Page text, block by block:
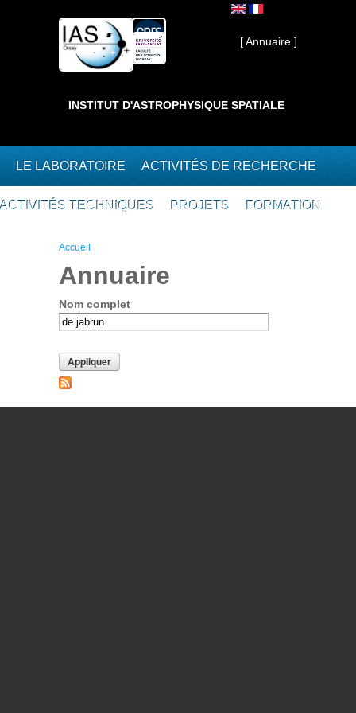
Interne ]
[ Annuaire ]
INSTITUT D'ASTROPHYSIQUE SPATIALE
LE LABORATOIRE ACTIVITÉS DE RECHERCHE
ACTIVITÉS TECHNIQUES PROJETS FORMATION
Vous êtes ici
Accueil
Annuaire
Nom complet